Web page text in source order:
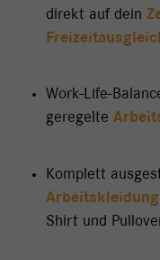
direkt auf dein
Work-Life-
geregelte
Komplett
Shirt und